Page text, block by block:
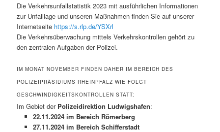
Die Verkehrsunfallstatistik 2023 mit ausführlichen Informationen
zur Unfalllage und unseren Maßnahmen finden Sie auf unserer
Internetseite https://s.rlp.de/YSXrl
Die Verkehrsüberwachung mittels Verkehrskontrollen gehört zu
den zentralen Aufgaben der Polizei.
IM MONAT NOVEMBER FINDEN DAHER IM BEREICH DES
POLIZEIPRÄSIDIUMS RHEINPFALZ WIE FOLGT
GESCHWINDIGKEITSKONTROLLEN STATT:
Im Gebiet der Polizeidirektion Ludwigshafen:
22.11.2024 im Bereich Römerberg
27.11.2024 im Bereich Schifferstadt